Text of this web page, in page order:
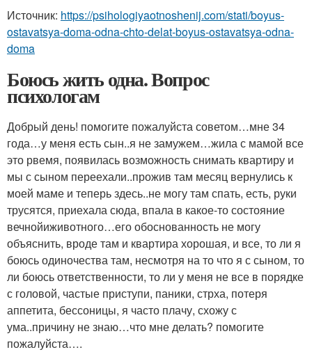
Источник: https://psihologiyaotnoshenij.com/stati/boyus-
ostavatsya-doma-odna-chto-delat-boyus-ostavatsya-odna-
doma
Боюсь жить одна. Вопрос
психологам
Добрый день! помогите пожалуйста советом…мне 34
года…у меня есть сын..я не замужем…жила с мамой все
это рвемя, появилась возможность снимать квартиру и
мы с сыном переехали..прожив там месяц вернулись к
моей маме и теперь здесь..не могу там спать, есть, руки
трусятся, приехала сюда, впала в какое-то состояние
вечнойиживотного…его обоснованность не могу
объяснить, вроде там и квартира хорошая, и все, то ли я
боюсь одиночества там, несмотря на то что я с сыном, то
ли боюсь ответственности, то ли у меня не все в порядке
с головой, частые приступи, паники, стрха, потеря
аппетита, бессоницы, я часто плачу, схожу с
ума..причину не знаю…что мне делать? помогите
пожалуйста….